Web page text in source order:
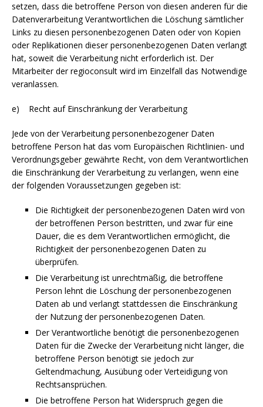
setzen, dass die betroffene Person von diesen anderen für die
Datenverarbeitung Verantwortlichen die Löschung sämtlicher
Links zu diesen personenbezogenen Daten oder von Kopien
oder Replikationen dieser personenbezogenen Daten verlangt
hat, soweit die Verarbeitung nicht erforderlich ist. Der
Mitarbeiter der regioconsult wird im Einzelfall das Notwendige
veranlassen.
e) Recht auf Einschränkung der Verarbeitung
Jede von der Verarbeitung personenbezogener Daten
betroffene Person hat das vom Europäischen Richtlinien- und
Verordnungsgeber gewährte Recht, von dem Verantwortlichen
die Einschränkung der Verarbeitung zu verlangen, wenn eine
der folgenden Voraussetzungen gegeben ist:
Die Richtigkeit der personenbezogenen Daten wird von
der betroffenen Person bestritten, und zwar für eine
Dauer, die es dem Verantwortlichen ermöglicht, die
Richtigkeit der personenbezogenen Daten zu
überprüfen.
Die Verarbeitung ist unrechtmäßig, die betroffene
Person lehnt die Löschung der personenbezogenen
Daten ab und verlangt stattdessen die Einschränkung
der Nutzung der personenbezogenen Daten.
Der Verantwortliche benötigt die personenbezogenen
Daten für die Zwecke der Verarbeitung nicht länger, die
betroffene Person benötigt sie jedoch zur
Geltendmachung, Ausübung oder Verteidigung von
Rechtsansprüchen.
Die betroffene Person hat Widerspruch gegen die